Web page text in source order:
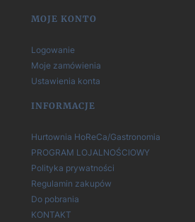
MOJE KONTO
Logowanie
Moje zamówienia
Ustawienia konta
INFORMACJE
Hurtownia HoReCa/Gastronomia
PROGRAM LOJALNOŚCIOWY
Polityka prywatności
Regulamin zakupów
Do pobrania
KONTAKT